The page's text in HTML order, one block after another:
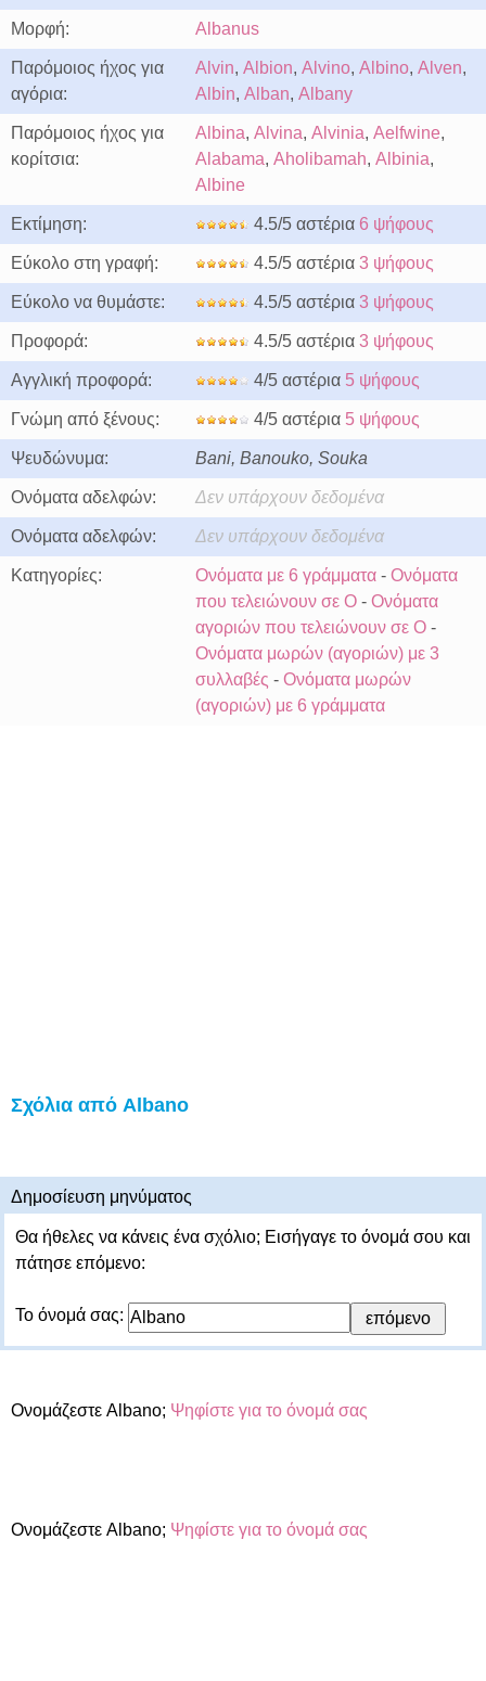
Μορφή: Albanus
Παρόμοιος ήχος για
αγόρια:
Alvin, Albion, Alvino, Albino, Alven,
Albin, Alban, Albany
Παρόμοιος ήχος για
κορίτσια:
Albina, Alvina, Alvinia, Aelfwine,
Alabama, Aholibamah, Albinia,
Albine
Εκτίμηση: 4.5/5 αστέρια 6 ψήφους
Εύκολο στη γραφή: 4.5/5 αστέρια 3 ψήφους
Εύκολο να θυμάστε: 4.5/5 αστέρια 3 ψήφους
Προφορά: 4.5/5 αστέρια 3 ψήφους
Αγγλική προφορά: 4/5 αστέρια 5 ψήφους
Γνώμη από ξένους: 4/5 αστέρια 5 ψήφους
Ψευδώνυμα: Bani, Banouko, Souka
Ονόματα αδελφών: Δεν υπάρχουν δεδομένα
Ονόματα αδελφών: Δεν υπάρχουν δεδομένα
Κατηγορίες: Ονόματα με 6 γράμματα - Ονόματα
που τελειώνουν σε O - Ονόματα
αγοριών που τελειώνουν σε O -
Ονόματα μωρών (αγοριών) με 3
συλλαβές - Ονόματα μωρών
(αγοριών) με 6 γράμματα
Σχόλια από Albano
Δημοσίευση μηνύματος
Θα ήθελες να κάνεις ένα σχόλιο; Εισήγαγε το όνομά σου και
πάτησε επόμενο:
Το όνομά σας:
Ονομάζεστε Albano; Ψηφίστε για το όνομά σας
Ονομάζεστε Albano; Ψηφίστε για το όνομά σας